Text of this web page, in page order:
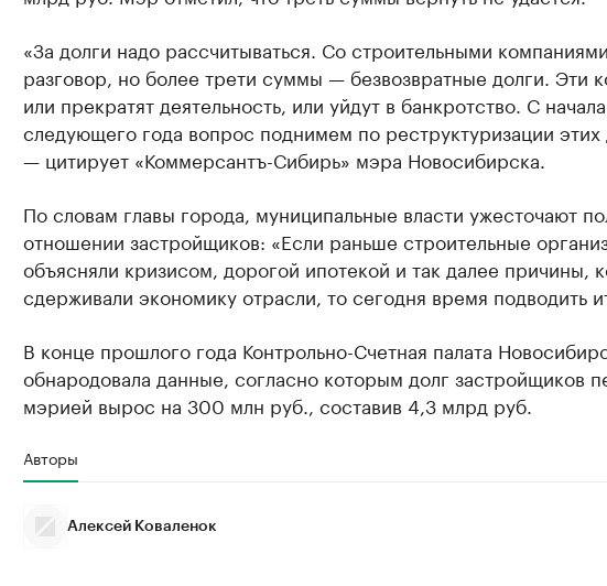
«За долги надо рассчитываться. Со строительными
разговор, но более трети суммы — безвозвратные долги. Эти
или прекратят деятельность, или уйдут в банкротство. С начала
следующего года вопрос поднимем по реструктуризации этих
— цитирует «Коммерсантъ-Сибирь» мэра Новосибирска.
По словам главы города, муниципальные власти ужесточают
отношении застройщиков: «Если раньше строительные
объясняли кризисом, дорогой ипотекой и так далее причины,
сдерживали экономику отрасли, то сегодня время подводить
В конце прошлого года Контрольно-Счетная палата
обнародовала данные, согласно которым долг застройщиков
мэрией вырос на 300 млн руб., составив 4,3 млрд руб.
Авторы
Алексей Коваленок